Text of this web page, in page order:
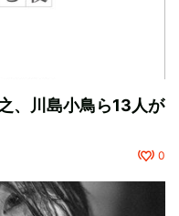
、川島小鳥ら13人が
0